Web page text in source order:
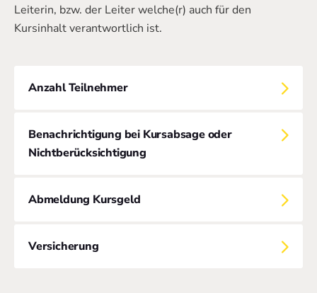
Leiterin, bzw. der Leiter welche(r) auch für den
Kursinhalt verantwortlich ist.
Anzahl Teilnehmer
Benachrichtigung bei Kursabsage oder
Nichtberücksichtigung
Abmeldung Kursgeld
Versicherung